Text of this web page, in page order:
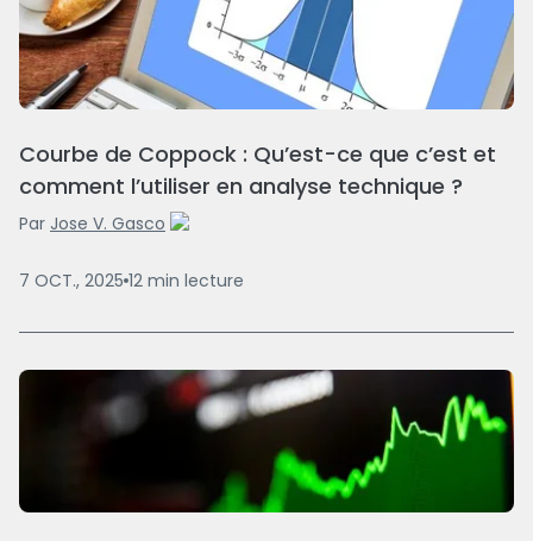
Courbe de Coppock : Qu’est-ce que c’est et
comment l’utiliser en analyse technique ?
Par Jose V. Gasco
7 OCT., 2025 12 min lecture